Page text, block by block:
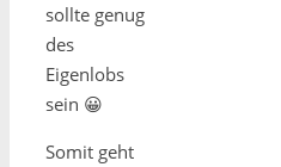
sollte genug
des
Eigenlobs
sein 😀
Somit geht